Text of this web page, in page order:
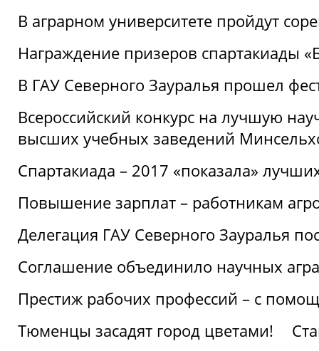
В аграрном университете пройдут
Награждение призеров спартакиады
В ГАУ Северного Зауралья прошел
Всероссийский конкурс на лучшую
высших учебных заведений
Спартакиада – 2017 «показала»
Повышение зарплат – работникам
Делегация ГАУ Северного Зауралья
Соглашение объединило научных
Престиж рабочих профессий – с
Тюменцы засадят город цветами!